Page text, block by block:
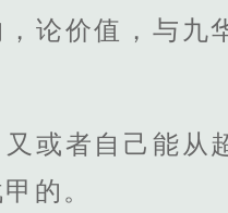
论价值，与九
或者自己能从
的。